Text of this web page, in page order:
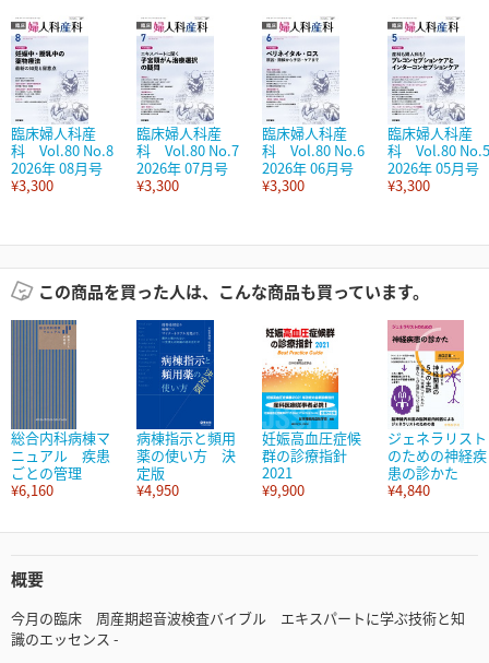
臨床婦人科産
科 Vol.80 No.8
2026年 08月号
¥3,300
臨床婦人科産
科 Vol.80 No.7
2026年 07月号
¥3,300
臨床婦人科産
科 Vol.80 No.6
2026年 06月号
¥3,300
臨床婦人科産
科 Vol.80 No.5
2026年 05月号
¥3,300
この商品を買った人は、こんな商品も買っています。
総合内科病棟マ
ニュアル 疾患
ごとの管理
¥6,160
病棟指示と頻用
薬の使い方 決
定版
¥4,950
妊娠高血圧症候
群の診療指針
2021
¥9,900
ジェネラリスト
のための神経疾
患の診かた
¥4,840
概要
今月の臨床 周産期超音波検査バイブル エキスパートに学ぶ技術と知
識のエッセンス -